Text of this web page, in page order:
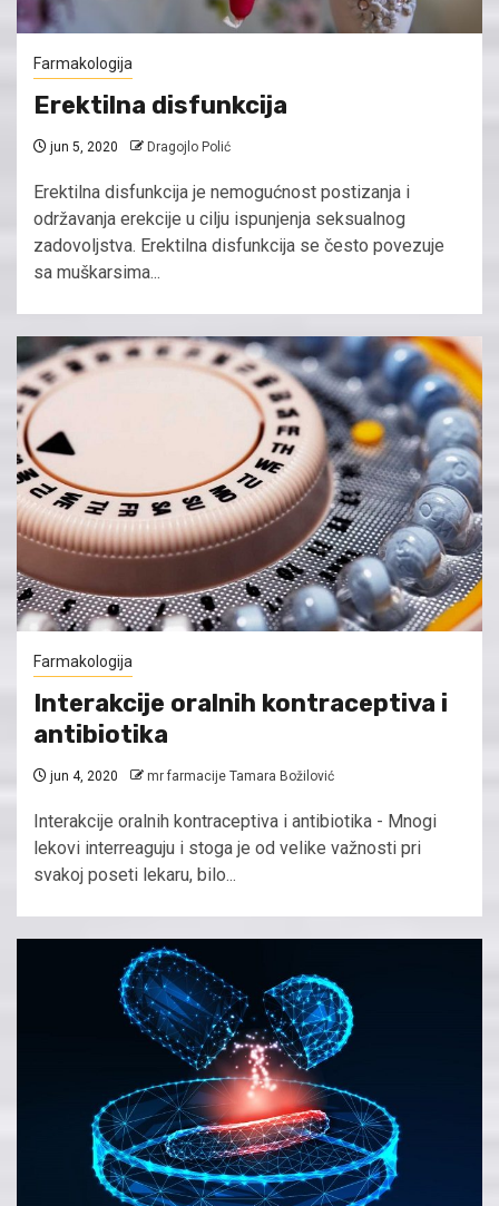
Farmakologija
Erektilna disfunkcija
jun 5, 2020 Dragojlo Polić
Erektilna disfunkcija je nemogućnost postizanja i
održavanja erekcije u cilju ispunjenja seksualnog
zadovoljstva. Erektilna disfunkcija se često povezuje
sa muškarsima...
Farmakologija
Interakcije oralnih kontraceptiva i
antibiotika
jun 4, 2020 mr farmacije Tamara Božilović
Interakcije oralnih kontraceptiva i antibiotika - Mnogi
lekovi interreaguju i stoga je od velike važnosti pri
svakoj poseti lekaru, bilo...